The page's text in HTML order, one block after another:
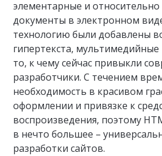
элементарные и
документы в электронном
технологию были добавлены
гипертекста,
то, к чему сейчас привыкли
разработчики. С течением
необходимость в красивом
оформлении и привязке к
воспроизведения, поэтому
в нечто большее –
разработки сайтов.